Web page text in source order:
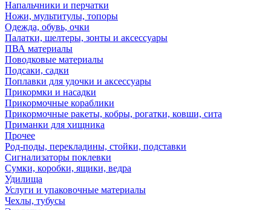
Напальчники и перчатки
Ножи, мультитулы, топоры
Одежда, обувь, очки
Палатки, шелтеры, зонты и аксессуары
ПВА материалы
Поводковые материалы
Подсаки, садки
Поплавки для удочки и аксессуары
Прикормки и насадки
Прикормочные кораблики
Прикормочные ракеты, кобры, рогатки, ковши, сита
Приманки для хищника
Прочее
Род-поды, перекладины, стойки, подставки
Сигнализаторы поклевки
Сумки, коробки, ящики, ведра
Удилища
Услуги и упаковочные материалы
Чехлы, тубусы